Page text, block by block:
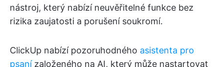
nástroj, který nabízí neuvěřitelné funkce bez
rizika zaujatosti a porušení soukromí.
ClickUp nabízí pozoruhodného asistenta pro
psanízaloženého na AI, který může nastartovat